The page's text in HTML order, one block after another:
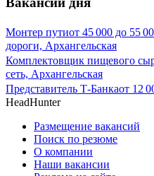
Монтер путиот 45 000 до 55
дороги, Архангельская
Комплектовщик пищевого
сеть, Архангельская
Представитель Т-Банкаот 12
HeadHunter
Размещение вакансий
Поиск по резюме
О компании
Наши вакансии